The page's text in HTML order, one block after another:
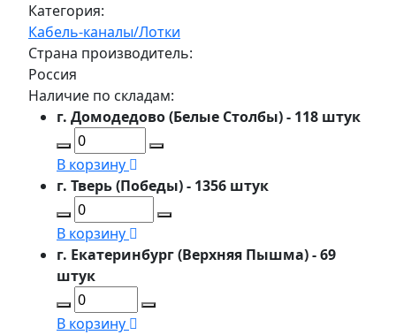
Категория:
Кабель-каналы/Лотки
Страна производитель:
Россия
Наличие по складам:
г. Домодедово (Белые Столбы) - 118 штук
В корзину
г. Тверь (Победы) - 1356 штук
В корзину
г. Екатеринбург (Верхняя Пышма) - 69
штук
В корзину